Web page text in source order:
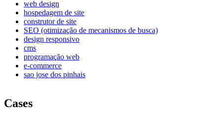
web design
hospedagem de site
construtor de site
SEO (otimização de mecanismos de busca)
design responsivo
cms
programação web
e-commerce
sao jose dos pinhais
Cases